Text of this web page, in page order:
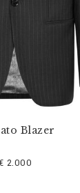
Blazer
2.000